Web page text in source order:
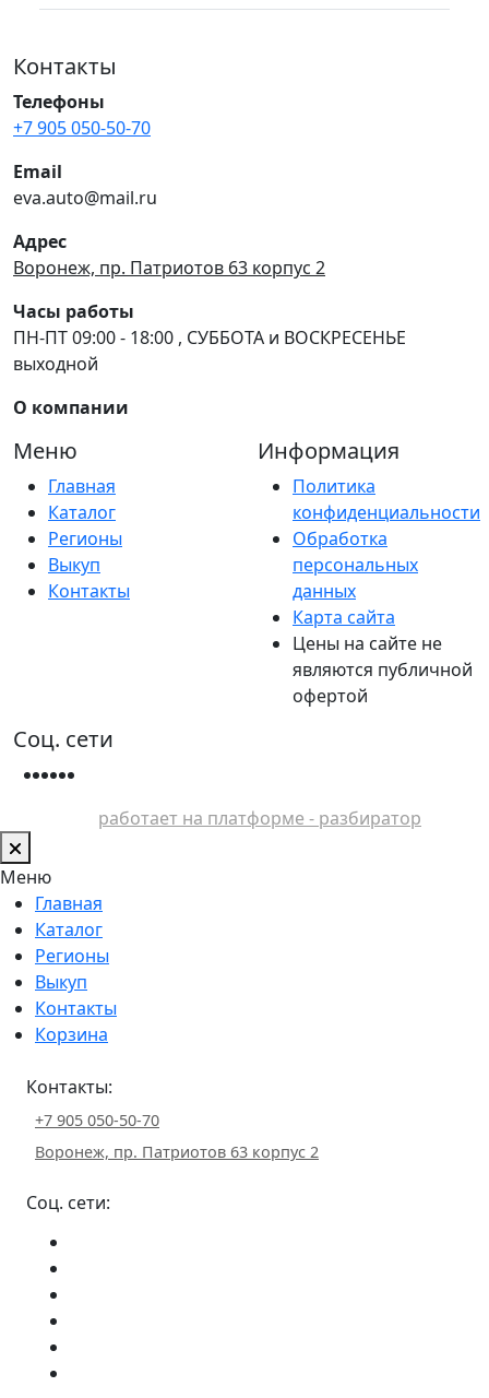
Контакты
Телефоны
+7 905 050-50-70
Email
eva.auto@mail.ru
Адрес
Воронеж, пр. Патриотов 63 корпус 2
Часы работы
ПН-ПТ 09:00 - 18:00 , СУББОТА и ВОСКРЕСЕНЬЕ
выходной
О компании
Меню
Главная
Каталог
Регионы
Выкуп
Контакты
Информация
Политика
конфиденциальности
Обработка
персональных
данных
Карта сайта
Цены на сайте не
являются публичной
офертой
Соц. сети
работает на платформе - разбиратор
Меню
Главная
Каталог
Регионы
Выкуп
Контакты
Корзина
Контакты:
+7 905 050-50-70
Воронеж, пр. Патриотов 63 корпус 2
Соц. сети: